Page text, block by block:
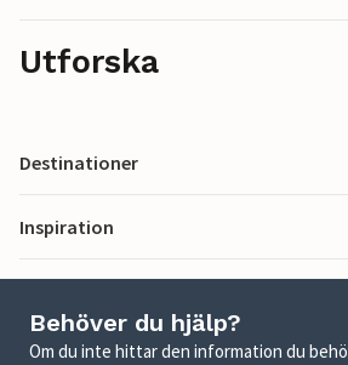
Utforska
Destinationer
Inspiration
Behöver du hjälp?
Om du inte hittar den information du